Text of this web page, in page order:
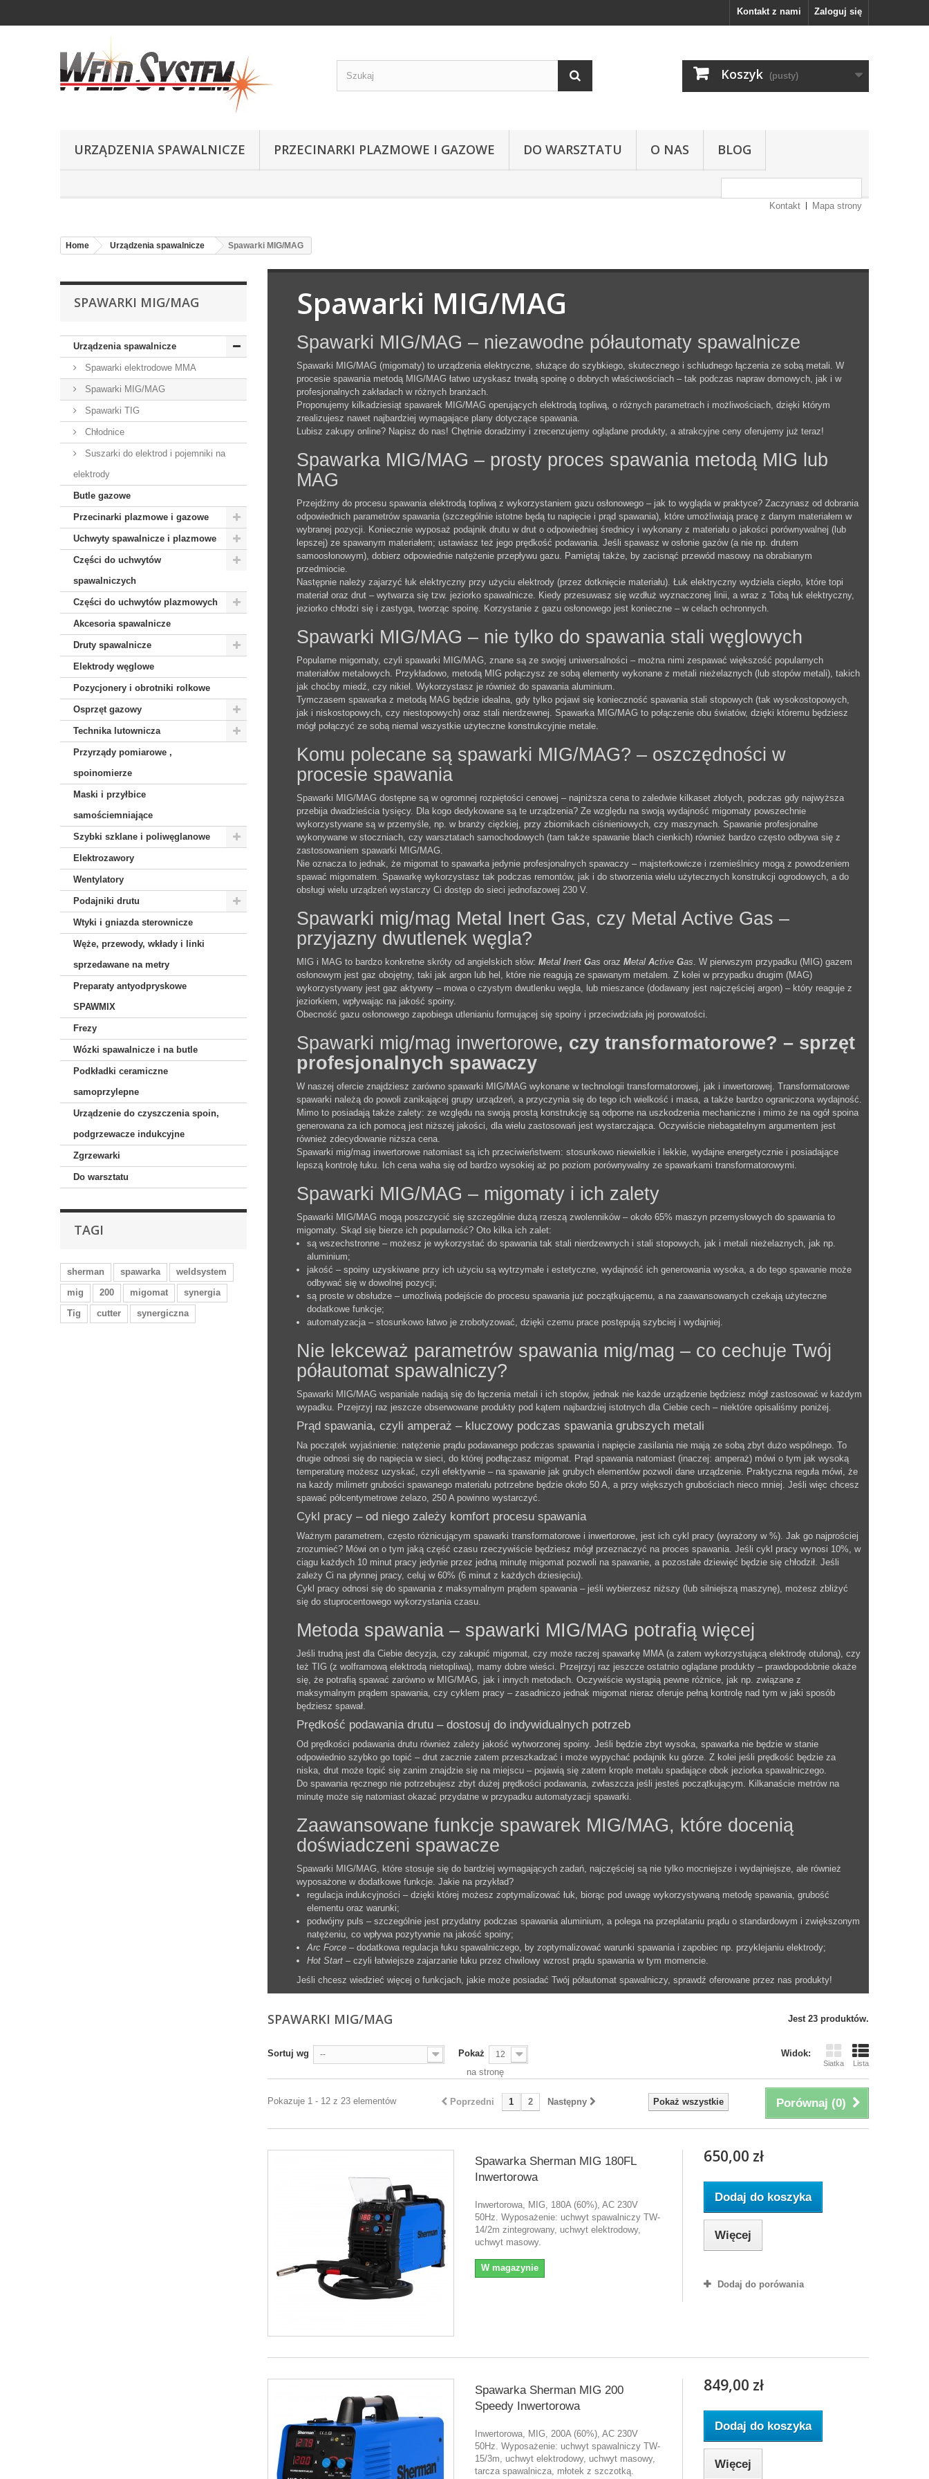
Zaloguj się
Kontakt z nami
Koszyk (pusty)
URZĄDZENIA SPAWALNICZE PRZECINARKI PLAZMOWE I GAZOWE DO WARSZTATU O NAS BLOG
Kontakt Mapa strony
Home Urządzenia spawalnicze Spawarki MIG/MAG
SPAWARKI MIG/MAG
Urządzenia spawalnicze
Spawarki elektrodowe MMA
Spawarki MIG/MAG
Spawarki TIG
Chłodnice
Suszarki do elektrod i pojemniki na
elektrody
Butle gazowe
Przecinarki plazmowe i gazowe
Uchwyty spawalnicze i plazmowe
Części do uchwytów
spawalniczych
Części do uchwytów plazmowych
Akcesoria spawalnicze
Druty spawalnicze
Elektrody węglowe
Pozycjonery i obrotniki rolkowe
Osprzęt gazowy
Technika lutownicza
Przyrządy pomiarowe ,
spoinomierze
Maski i przyłbice
samościemniające
Szybki szklane i poliwęglanowe
Elektrozawory
Wentylatory
Podajniki drutu
Wtyki i gniazda sterownicze
Węże, przewody, wkłady i linki
sprzedawane na metry
Preparaty antyodpryskowe
SPAWMIX
Frezy
Wózki spawalnicze i na butle
Podkładki ceramiczne
samoprzylepne
Urządzenie do czyszczenia spoin,
podgrzewacze indukcyjne
Zgrzewarki
Do warsztatu
TAGI
sherman spawarka
weldsystem
mig
200 migomat
synergia
Tig
cutter synergiczna
Spawarki MIG/MAG
Spawarki MIG/MAG – niezawodne półautomaty spawalnicze
Spawarki MIG/MAG (migomaty) to urządzenia elektryczne, służące do szybkiego, skutecznego i schludnego łączenia ze sobą metali. W
procesie spawania metodą MIG/MAG łatwo uzyskasz trwałą spoinę o dobrych właściwościach – tak podczas napraw domowych, jak i w
profesjonalnych zakładach w różnych branżach.
Proponujemy kilkadziesiąt spawarek MIG/MAG operujących elektrodą topliwą, o różnych parametrach i możliwościach, dzięki którym
zrealizujesz nawet najbardziej wymagające plany dotyczące spawania.
Lubisz zakupy online? Napisz do nas! Chętnie doradzimy i zrecenzujemy oglądane produkty, a atrakcyjne ceny oferujemy już teraz!
Spawarka MIG/MAG – prosty proces spawania metodą MIG lub
MAG
Przejdźmy do procesu spawania elektrodą topliwą z wykorzystaniem gazu osłonowego – jak to wygląda w praktyce? Zaczynasz od dobrania
odpowiednich parametrów spawania (szczególnie istotne będą tu napięcie i prąd spawania), które umożliwiają pracę z danym materiałem w
wybranej pozycji. Koniecznie wyposaż podajnik drutu w drut o odpowiedniej średnicy i wykonany z materiału o jakości porównywalnej (lub
lepszej) ze spawanym materiałem; ustawiasz też jego prędkość podawania. Jeśli spawasz w osłonie gazów (a nie np. drutem
samoosłonowym), dobierz odpowiednie natężenie przepływu gazu. Pamiętaj także, by zacisnąć przewód masowy na obrabianym
przedmiocie.
Następnie należy zajarzyć łuk elektryczny przy użyciu elektrody (przez dotknięcie materiału). Łuk elektryczny wydziela ciepło, które topi
materiał oraz drut – wytwarza się tzw. jeziorko spawalnicze. Kiedy przesuwasz się wzdłuż wyznaczonej linii, a wraz z Tobą łuk elektryczny,
jeziorko chłodzi się i zastyga, tworząc spoinę. Korzystanie z gazu osłonowego jest konieczne – w celach ochronnych.
Spawarki MIG/MAG – nie tylko do spawania stali węglowych
Popularne migomaty, czyli spawarki MIG/MAG, znane są ze swojej uniwersalności – można nimi zespawać większość popularnych
materiałów metalowych. Przykładowo, metodą MIG połączysz ze sobą elementy wykonane z metali nieżelaznych (lub stopów metali), takich
jak choćby miedź, czy nikiel. Wykorzystasz je również do spawania aluminium.
Tymczasem spawarka z metodą MAG będzie idealna, gdy tylko pojawi się konieczność spawania stali stopowych (tak wysokostopowych,
jak i niskostopowych, czy niestopowych) oraz stali nierdzewnej. Spawarka MIG/MAG to połączenie obu światów, dzięki któremu będziesz
mógł połączyć ze sobą niemal wszystkie użyteczne konstrukcyjnie metale.
Komu polecane są spawarki MIG/MAG? – oszczędności w
procesie spawania
Spawarki MIG/MAG dostępne są w ogromnej rozpiętości cenowej – najniższa cena to zaledwie kilkaset złotych, podczas gdy najwyższa
przebija dwadzieścia tysięcy. Dla kogo dedykowane są te urządzenia? Ze względu na swoją wydajność migomaty powszechnie
wykorzystywane są w przemyśle, np. w branży ciężkiej, przy zbiornikach ciśnieniowych, czy maszynach. Spawanie profesjonalne
wykonywane w stoczniach, czy warsztatach samochodowych (tam także spawanie blach cienkich) również bardzo często odbywa się z
zastosowaniem spawarki MIG/MAG.
Nie oznacza to jednak, że migomat to spawarka jedynie profesjonalnych spawaczy – majsterkowicze i rzemieślnicy mogą z powodzeniem
spawać migomatem. Spawarkę wykorzystasz tak podczas remontów, jak i do stworzenia wielu użytecznych konstrukcji ogrodowych, a do
obsługi wielu urządzeń wystarczy Ci dostęp do sieci jednofazowej 230 V.
Spawarki mig/mag Metal Inert Gas, czy Metal Active Gas –
przyjazny dwutlenek węgla?
MIG i MAG to bardzo konkretne skróty od angielskich słów: Metal Inert Gas oraz Metal Active Gas. W pierwszym przypadku (MIG) gazem
osłonowym jest gaz obojętny, taki jak argon lub hel, które nie reagują ze spawanym metalem. Z kolei w przypadku drugim (MAG)
wykorzystywany jest gaz aktywny – mowa o czystym dwutlenku węgla, lub mieszance (dodawany jest najczęściej argon) – który reaguje z
jeziorkiem, wpływając na jakość spoiny.
Obecność gazu osłonowego zapobiega utlenianiu formującej się spoiny i przeciwdziała jej porowatości.
Spawarki mig/mag inwertorowe, czy transformatorowe? – sprzęt
profesjonalnych spawaczy
W naszej ofercie znajdziesz zarówno spawarki MIG/MAG wykonane w technologii transformatorowej, jak i inwertorowej. Transformatorowe
spawarki należą do powoli zanikającej grupy urządzeń, a przyczynia się do tego ich wielkość i masa, a także bardzo ograniczona wydajność.
Mimo to posiadają także zalety: ze względu na swoją prostą konstrukcję są odporne na uszkodzenia mechaniczne i mimo że na ogół spoina
generowana za ich pomocą jest niższej jakości, dla wielu zastosowań jest wystarczająca. Oczywiście niebagatelnym argumentem jest
również zdecydowanie niższa cena.
Spawarki mig/mag inwertorowe natomiast są ich przeciwieństwem: stosunkowo niewielkie i lekkie, wydajne energetycznie i posiadające
lepszą kontrolę łuku. Ich cena waha się od bardzo wysokiej aż po poziom porównywalny ze spawarkami transformatorowymi.
Spawarki MIG/MAG – migomaty i ich zalety
Spawarki MIG/MAG mogą poszczycić się szczególnie dużą rzeszą zwolenników – około 65% maszyn przemysłowych do spawania to
migomaty. Skąd się bierze ich popularność? Oto kilka ich zalet:
są wszechstronne – możesz je wykorzystać do spawania tak stali nierdzewnych i stali stopowych, jak i metali nieżelaznych, jak np.
aluminium;
jakość – spoiny uzyskiwane przy ich użyciu są wytrzymałe i estetyczne, wydajność ich generowania wysoka, a do tego spawanie może
odbywać się w dowolnej pozycji;
są proste w obsłudze – umożliwią podejście do procesu spawania już początkującemu, a na zaawansowanych czekają użyteczne
dodatkowe funkcje;
automatyzacja – stosunkowo łatwo je zrobotyzować, dzięki czemu prace postępują szybciej i wydajniej.
Nie lekceważ parametrów spawania mig/mag – co cechuje Twój
półautomat spawalniczy?
Spawarki MIG/MAG wspaniale nadają się do łączenia metali i ich stopów, jednak nie każde urządzenie będziesz mógł zastosować w każdym
wypadku. Przejrzyj raz jeszcze obserwowane produkty pod kątem najbardziej istotnych dla Ciebie cech – niektóre opisaliśmy poniżej.
Prąd spawania, czyli amperaż – kluczowy podczas spawania grubszych metali
Na początek wyjaśnienie: natężenie prądu podawanego podczas spawania i napięcie zasilania nie mają ze sobą zbyt dużo wspólnego. To
drugie odnosi się do napięcia w sieci, do której podłączasz migomat. Prąd spawania natomiast (inaczej: amperaż) mówi o tym jak wysoką
temperaturę możesz uzyskać, czyli efektywnie – na spawanie jak grubych elementów pozwoli dane urządzenie. Praktyczna reguła mówi, że
na każdy milimetr grubości spawanego materiału potrzebne będzie około 50 A, a przy większych grubościach nieco mniej. Jeśli więc chcesz
spawać półcentymetrowe żelazo, 250 A powinno wystarczyć.
Cykl pracy – od niego zależy komfort procesu spawania
Ważnym parametrem, często różnicującym spawarki transformatorowe i inwertorowe, jest ich cykl pracy (wyrażony w %). Jak go najprościej
zrozumieć? Mówi on o tym jaką część czasu rzeczywiście będziesz mógł przeznaczyć na proces spawania. Jeśli cykl pracy wynosi 10%, w
ciągu każdych 10 minut pracy jedynie przez jedną minutę migomat pozwoli na spawanie, a pozostałe dziewięć będzie się chłodził. Jeśli
zależy Ci na płynnej pracy, celuj w 60% (6 minut z każdych dziesięciu).
Cykl pracy odnosi się do spawania z maksymalnym prądem spawania – jeśli wybierzesz niższy (lub silniejszą maszynę), możesz zbliżyć
się do stuprocentowego wykorzystania czasu.
Metoda spawania – spawarki MIG/MAG potrafią więcej
Jeśli trudną jest dla Ciebie decyzja, czy zakupić migomat, czy może raczej spawarkę MMA (a zatem wykorzystującą elektrodę otuloną), czy
też TIG (z wolframową elektrodą nietopliwą), mamy dobre wieści. Przejrzyj raz jeszcze ostatnio oglądane produkty – prawdopodobnie okaże
się, że potrafią spawać zarówno w MIG/MAG, jak i innych metodach. Oczywiście wystąpią pewne różnice, jak np. związane z
maksymalnym prądem spawania, czy cyklem pracy – zasadniczo jednak migomat nieraz oferuje pełną kontrolę nad tym w jaki sposób
będziesz spawał.
Prędkość podawania drutu – dostosuj do indywidualnych potrzeb
Od prędkości podawania drutu również zależy jakość wytworzonej spoiny. Jeśli będzie zbyt wysoka, spawarka nie będzie w stanie
odpowiednio szybko go topić – drut zacznie zatem przeszkadzać i może wypychać podajnik ku górze. Z kolei jeśli prędkość będzie za
niska, drut może topić się zanim znajdzie się na miejscu – pojawią się zatem krople metalu spadające obok jeziorka spawalniczego.
Do spawania ręcznego nie potrzebujesz zbyt dużej prędkości podawania, zwłaszcza jeśli jesteś początkującym. Kilkanaście metrów na
minutę może się natomiast okazać przydatne w przypadku automatyzacji spawarki.
Zaawansowane funkcje spawarek MIG/MAG, które docenią
doświadczeni spawacze
Spawarki MIG/MAG, które stosuje się do bardziej wymagających zadań, najczęściej są nie tylko mocniejsze i wydajniejsze, ale również
wyposażone w dodatkowe funkcje. Jakie na przykład?
regulacja indukcyjności – dzięki której możesz zoptymalizować łuk, biorąc pod uwagę wykorzystywaną metodę spawania, grubość
elementu oraz warunki;
podwójny puls – szczególnie jest przydatny podczas spawania aluminium, a polega na przeplataniu prądu o standardowym i zwiększonym
natężeniu, co wpływa pozytywnie na jakość spoiny;
Arc Force – dodatkowa regulacja łuku spawalniczego, by zoptymalizować warunki spawania i zapobiec np. przyklejaniu elektrody;
Hot Start – czyli łatwiejsze zajarzanie łuku przez chwilowy wzrost prądu spawania w tym momencie.
Jeśli chcesz wiedzieć więcej o funkcjach, jakie może posiadać Twój półautomat spawalniczy, sprawdź oferowane przez nas produkty!
SPAWARKI MIG/MAG Jest 23 produktów.
Widok:
Siatka Lista
Sortuj wg -- Pokaż 12
na stronę
Porównaj (0)
Pokaż wszystkie
Poprzedni 1 2 Następny
Pokazuje 1 - 12 z 23 elementów
Spawarka Sherman MIG 180FL
Inwertorowa
Inwertorowa, MIG, 180A (60%), AC 230V
50Hz. Wyposażenie: uchwyt spawalniczy TW-
14/2m zintegrowany, uchwyt elektrodowy,
uchwyt masowy.
W magazynie
650,00 zł
Dodaj do koszyka
Więcej
Dodaj do porówania
Spawarka Sherman MIG 200
Speedy Inwertorowa
Inwertorowa, MIG, 200A (60%), AC 230V
50Hz. Wyposażenie: uchwyt spawalniczy TW-
15/3m, uchwyt elektrodowy, uchwyt masowy,
tarcza spawalnicza, młotek z szczotką.
849,00 zł
Dodaj do koszyka
Więcej